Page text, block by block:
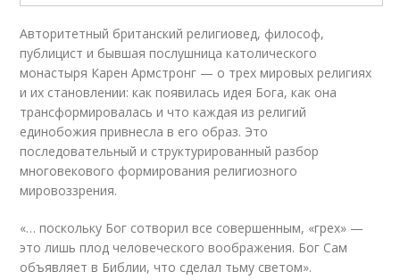
Авторитетный британский религиовед, философ,
публицист и бывшая послушница католического
монастыря Карен Армстронг — о трех мировых религиях
и их становлении: как появилась идея Бога, как она
трансформировалась и что каждая из религий
единобожия привнесла в его образ. Это
последовательный и структурированный разбор
многовекового формирования религиозного
мировоззрения.
«… поскольку Бог сотворил все совершенным, «грех» —
это лишь плод человеческого воображения. Бог Сам
объявляет в Библии, что сделал тьму светом».